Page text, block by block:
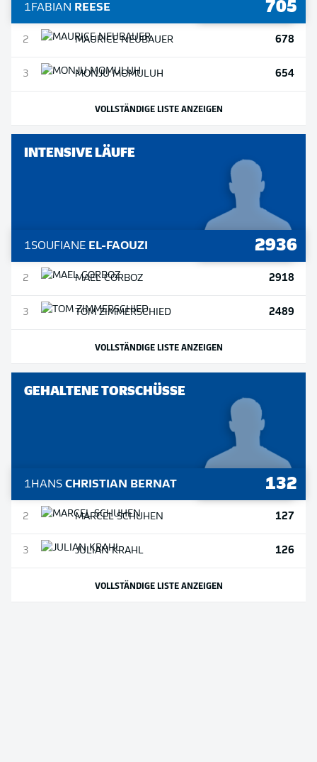
1FABIAN REESE 705
2 MAURICENEUBAUER 678
3 MONJUMOMULUH 654
VOLLSTÄNDIGE LISTE ANZEIGEN
INTENSIVE LÄUFE
1SOUFIANE EL-FAOUZI 2936
2 MAELCORBOZ 2918
3 TOMZIMMERSCHIED 2489
VOLLSTÄNDIGE LISTE ANZEIGEN
GEHALTENE TORSCHÜSSE
1HANS CHRISTIAN BERNAT 132
2 MARCELSCHUHEN 127
3 JULIANKRAHL 126
VOLLSTÄNDIGE LISTE ANZEIGEN